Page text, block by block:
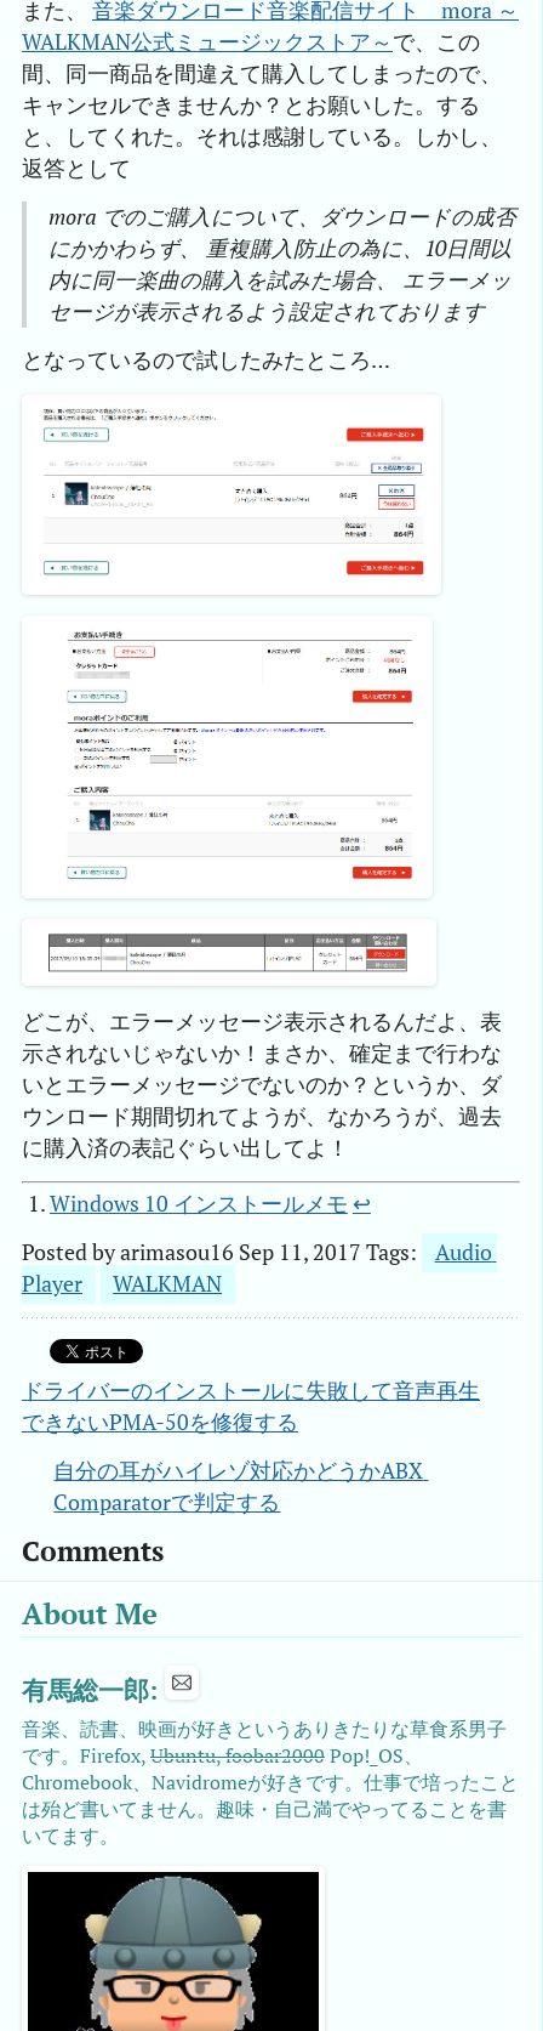
また、 音楽ダウンロード音楽配信サイト　mora ～
WALKMAN公式ミュージックストア～ で、この
間、同一商品を間違えて購入してしまったので、
キャンセルできませんか？とお願いした。する
と、してくれた。それは感謝している。しかし、
返答として
mora でのご購入について、ダウンロードの成否
にかかわらず、 重複購入防止の為に、10日間以
内に同一楽曲の購入を試みた場合、 エラーメッ
セージが表示されるよう設定されております
となっているので試したみたところ…
どこが、エラーメッセージ表示されるんだよ、表
示されないじゃないか！まさか、確定まで行わな
いとエラーメッセージでないのか？というか、ダ
ウンロード期間切れてようが、なかろうが、過去
に購入済の表記ぐらい出してよ！
Windows 10 インストールメモ ↩︎
Posted byarimasou16 Sep 11, 2017 Tags:
Audio
Player
WALKMAN
ドライバーのインストールに失敗して音声再生
できないPMA-50を修復する
自分の耳がハイレゾ対応かどうかABX
Comparatorで判定する
Comments
About Me
有馬総一郎:
音楽、読書、映画が好きというありきたりな草食系男子
です。Firefox,Ubuntu, foobar2000Pop!_OS、
Chromebook、Navidromeが好きです。仕事で培ったこと
は殆ど書いてません。趣味・自己満でやってることを書
いてます。